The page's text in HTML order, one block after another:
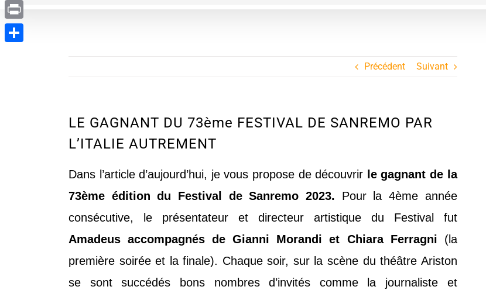
Précédent Suivant
LE GAGNANT DU 73ème FESTIVAL DE SANREMO PAR
L’ITALIE AUTREMENT
Dans l’article d’aujourd’hui, je vous propose de découvrir le gagnant de la
73ème édition du Festival de Sanremo 2023. Pour la 4ème année
consécutive, le présentateur et directeur artistique du Festival fut
Amadeus accompagnés de Gianni Morandi et Chiara Ferragni (la
première soirée et la finale). Chaque soir, sur la scène du théâtre Ariston
se sont succédés bons nombres d’invités comme la journaliste et
Evernote
Print